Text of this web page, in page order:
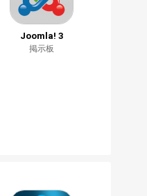
Joomla! 3
掲示板